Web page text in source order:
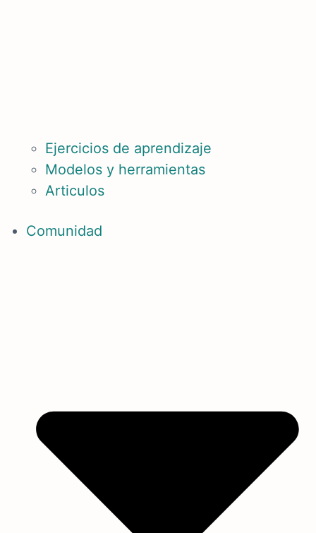
Ejercicios de aprendizaje
Modelos y herramientas
Articulos
Comunidad